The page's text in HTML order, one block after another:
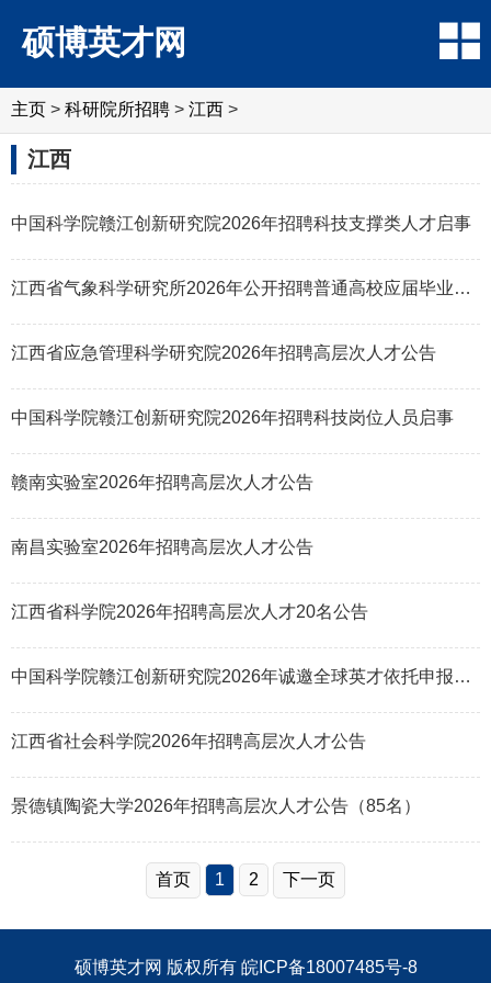
硕博英才网
主页 > 科研院所招聘 > ‌‌江西 >
‌‌江西
中国科学院赣江创新研究院2026年招聘科技支撑类人才启事
江西省气象科学研究所2026年公开招聘普通高校应届毕业生公告（第二批）
江西省应急管理科学研究院2026年招聘高层次人才公告
中国科学院赣江创新研究院2026年招聘科技岗位人员启事
赣南实验室2026年招聘高层次人才公告
南昌实验室2026年招聘高层次人才公告
江西省科学院2026年招聘高层次人才20名公告
中国科学院赣江创新研究院2026年诚邀全球英才依托申报海外优青项目
江西省社会科学院2026年招聘高层次人才公告
景德镇陶瓷大学2026年招聘高层次人才公告（85名）
首页 1 2 下一页
硕博英才网 版权所有 皖ICP备18007485号-8